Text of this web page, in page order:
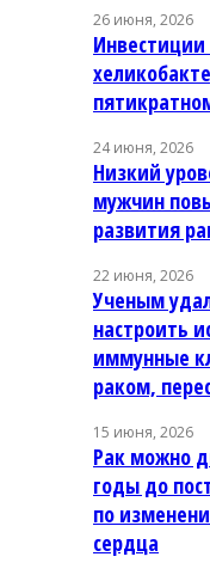
26 июня, 2026
Инвестиции
24 июня, 2026
Низкий
мужчин
развития
22 июня, 2026
Ученым
настроить
иммунные
раком,
15 июня, 2026
Рак можно
годы до
по
сердца